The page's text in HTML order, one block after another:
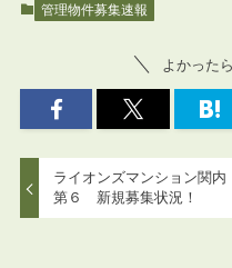
管理物件募集速報
よかった
ライオンズマンション関内
第６ 新規募集状況！